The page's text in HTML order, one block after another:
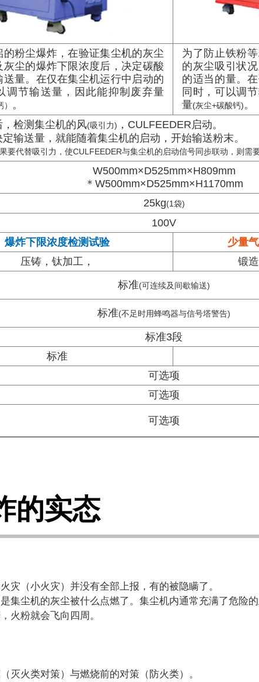
的粉尘爆炸，在验证集尘机的灰尘
灰尘的爆炸下限浓度后，决定碳酸
送量。在仅在集尘机运行中启动的
调节输送量，因此能抑制废弃量
。
为了防止铁粉
的灰尘吸引状
的适当的量。
同时，可以调
量(灰尘+碳酸钙)。
检测集尘机的风(吸引力) ，CULFEEDER启动。
输送量，就能随着集尘机的启动，开始输送粉末。
要代替吸引力，使CULFEEDER与集尘机的启动信号同步联动，则需
W500mm×D525mm×H809mm
＊W500mm×D525mm×H1170mm
25kg(1袋)
100V
爆炸下限浓度检测试验
少量
压铸，钛加工，
锻
标准(可连续及间歇输送)
标准(不足时用蜂鸣器与信号塔警告)
标准3段
标准
可选项
可选项
可选项
的实态
灾（小火灾）并没有全部上报，有的被隐瞒了。
集尘机的灰尘被什么点燃了。集尘机内通常充满了危险
火粉就会飞向四周。
灭火类对策）与燃烧前的对策（防火类）。